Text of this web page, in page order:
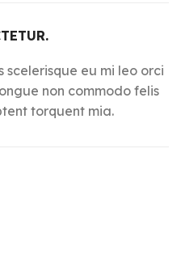
scelerisque eu mi leo orci
non commodo felis
torquent mia.